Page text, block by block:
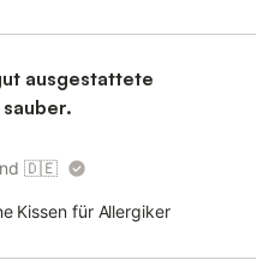
ausgestattete
🇩🇪
Kissen für Allergiker